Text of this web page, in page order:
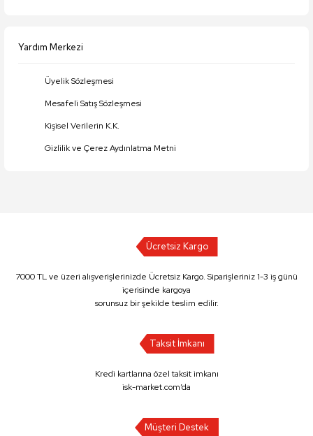
Yardım Merkezi
Üyelik Sözleşmesi
Mesafeli Satış Sözleşmesi
Kişisel Verilerin K.K.
Gizlilik ve Çerez Aydınlatma Metni
Ücretsiz Kargo
7000 TL ve üzeri alışverişlerinizde Ücretsiz Kargo. Siparişleriniz 1-3 iş günü
içerisinde kargoya
sorunsuz bir şekilde teslim edilir.
Taksit İmkanı
Kredi kartlarına özel taksit imkanı
isk-market.com’da
Müşteri Destek